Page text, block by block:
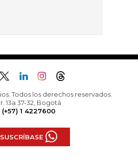
Todos los derechos reservados.
13a 37-32, Bogotá
(+57) 1 4227600
SUSCRÍBASE